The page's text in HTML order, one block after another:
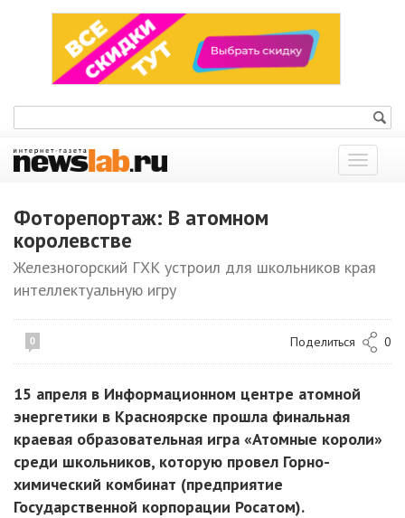
Показать
меню
Фоторепортаж: В атомном
королевстве
Железногорский ГХК устроил для школьников края
интеллектуальную игру
0 Поделиться 0
15 апреля в Информационном центре атомной
энергетики в Красноярске прошла финальная
краевая образовательная игра «Атомные короли»
среди школьников, которую провел Горно-
химический комбинат (предприятие
Государственной корпорации Росатом).